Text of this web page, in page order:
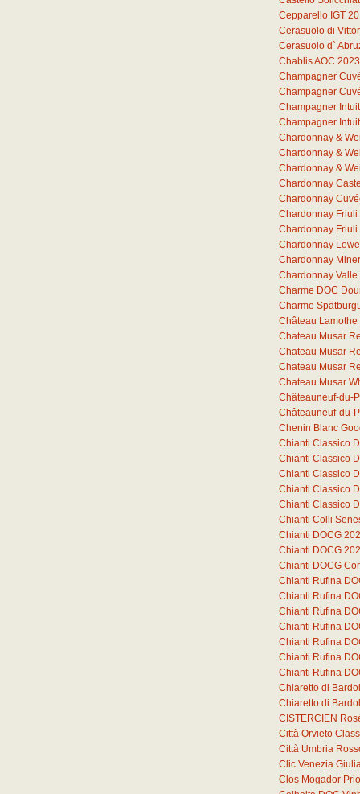
Cepparello IGT
Cerasuolo di
Cerasuolo d`
Chablis AOC 2023
Champagner
Champagner
Champagner
Champagner
Chardonnay &
Chardonnay &
Chardonnay &
Chardonnay
Chardonnay
Chardonnay
Chardonnay
Chardonnay
Chardonnay
Chardonnay Valle
Charme DOC
Charme
Château
Chateau Musar
Chateau Musar
Chateau Musar
Chateau Musar
Châteauneuf-du-
Châteauneuf-du-
Chenin Blanc
Chianti Classico
Chianti Classico
Chianti Classico
Chianti Classico
Chianti Classico
Chianti Colli
Chianti DOCG
Chianti DOCG
Chianti DOCG
Chianti Rufina
Chianti Rufina
Chianti Rufina
Chianti Rufina
Chianti Rufina
Chianti Rufina
Chianti Rufina
Chiaretto di
Chiaretto di
CISTERCIEN
Città Orvieto
Città Umbria
Clic Venezia
Clos Mogador